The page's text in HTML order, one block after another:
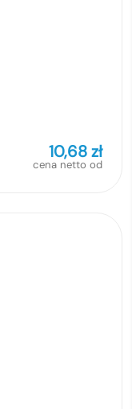
10,68zł
cena netto od